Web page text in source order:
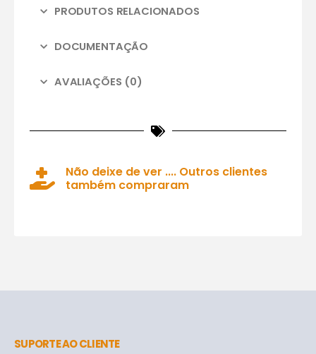
PRODUTOS RELACIONADOS
DOCUMENTAÇÃO
AVALIAÇÕES (0)
Não deixe de ver .... Outros clientes
também compraram
SUPORTE AO CLIENTE